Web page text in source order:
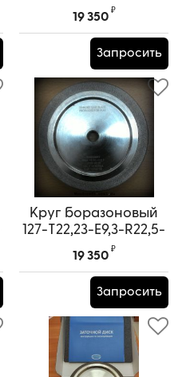
(Корея) (лето10/30)
19 350
₽
Запросить
Круг боразоновый
127-Т22,23-Е9,3-R22,5-
32,0 (Корея) (ЗИМА
9/29)
19 350
₽
Запросить